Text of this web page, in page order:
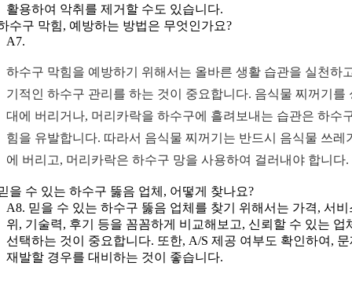
활용하여 악취를 제거할 수도 있습니다.
수구 막힘, 예방하는 방법은 무엇인가요?
A7.
하수구 막힘을 예방하기 위해서는 올바른 생활 습관을 실천하
기적인 하수구 관리를 하는 것이 중요합니다. 음식물 찌꺼기를
대에 버리거나, 머리카락을 하수구에 흘려보내는 습관은 하수
힘을 유발합니다. 따라서 음식물 찌꺼기는 반드시 음식물 쓰레
에 버리고, 머리카락은 하수구 망을 사용하여 걸러내야 합니다.
을 수 있는 하수구 뚫음 업체, 어떻게 찾나요?
A8. 믿을 수 있는 하수구 뚫음 업체를 찾기 위해서는 가격, 서비
위, 기술력, 후기 등을 꼼꼼하게 비교해보고, 신뢰할 수 있는 업
선택하는 것이 중요합니다. 또한, A/S 제공 여부도 확인하여,
재발할 경우를 대비하는 것이 좋습니다.